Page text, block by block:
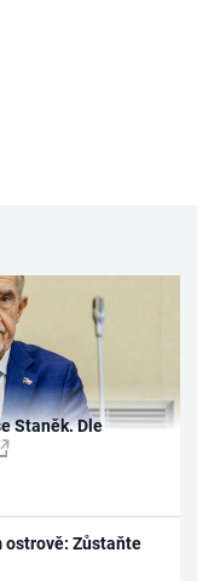
Staněk. Dle
ostrově: Zůstaňte